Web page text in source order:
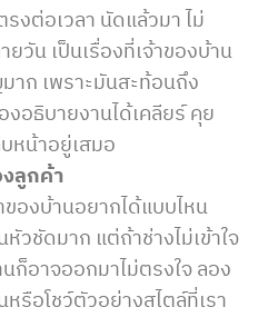
งต่อเวลา นัดแล้วมา ไม่
ยวัน เป็นเรื่องที่เจ้าของบ้าน
าก เพราะมันสะท้อนถึง
อธิบายงานได้เคลียร์ คุย
หน้าอยู่เสมอ
งลูกค้า
ของบ้านอยากได้แบบไหน
หัวชัดมาก แต่ถ้าช่างไม่เข้าใจ
ก็อาจออกมาไม่ตรงใจ ลอง
หรือโชว์ตัวอย่างสไตล์ที่เรา